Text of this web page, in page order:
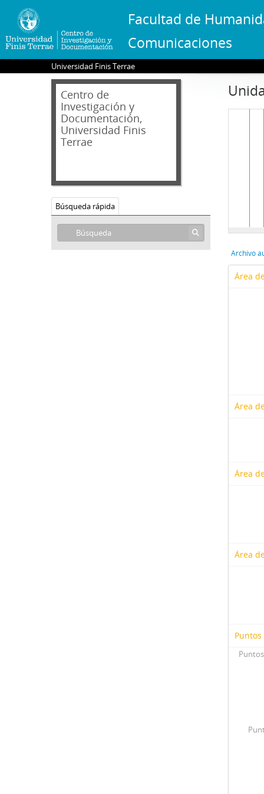
Facultad de
Comunicaciones
Universidad Finis Terrae
Centro de
Investigación y
Documentación,
Universidad Finis
Terrae
Búsqueda rápida
Archivo
Área
Área
Área
Área
Puntos